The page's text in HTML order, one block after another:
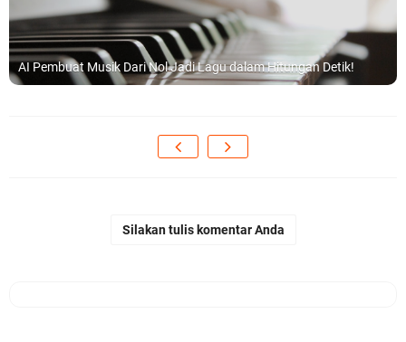
AI Pembuat Musik Dari Nol Jadi Lagu dalam Hitungan Detik!
Silakan tulis komentar Anda